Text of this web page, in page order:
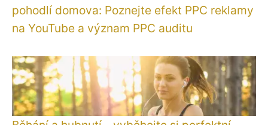
pohodlí domova: Poznejte efekt PPC reklamy
na YouTube a význam PPC auditu